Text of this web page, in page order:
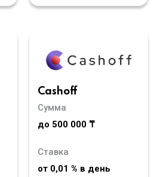
Cashoff
Сумма
до 500 000 ₸
Ставка
от 0,01 % в день